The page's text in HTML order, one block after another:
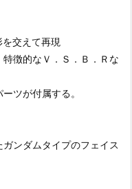
交えて再現
徴的なＶ．Ｓ．Ｂ．Ｒな
ツが付属する。
ンダムタイプのフェイス